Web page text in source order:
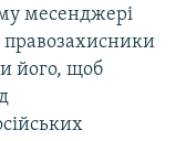
месенджері
правозахисники
його, щоб